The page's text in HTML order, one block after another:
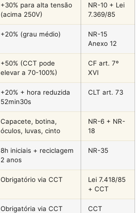
+30% para alta tensão
(acima 250V)
NR-10 + Lei
7.369/85
+20% (grau médio)
NR-15
Anexo 12
+50% (CCT pode
elevar a 70-100%)
CF art. 7º
XVI
+20% + hora reduzida
52min30s
CLT art. 73
Capacete, botina,
óculos, luvas, cinto
NR-6 + NR-
18
8h iniciais + reciclagem
2 anos
NR-35
Obrigatório via CCT
Lei 7.418/85
+ CCT
Obrigatória via CCT
CCT